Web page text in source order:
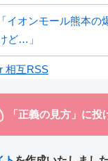
イオンモール熊本の
ど…」
相互RSS